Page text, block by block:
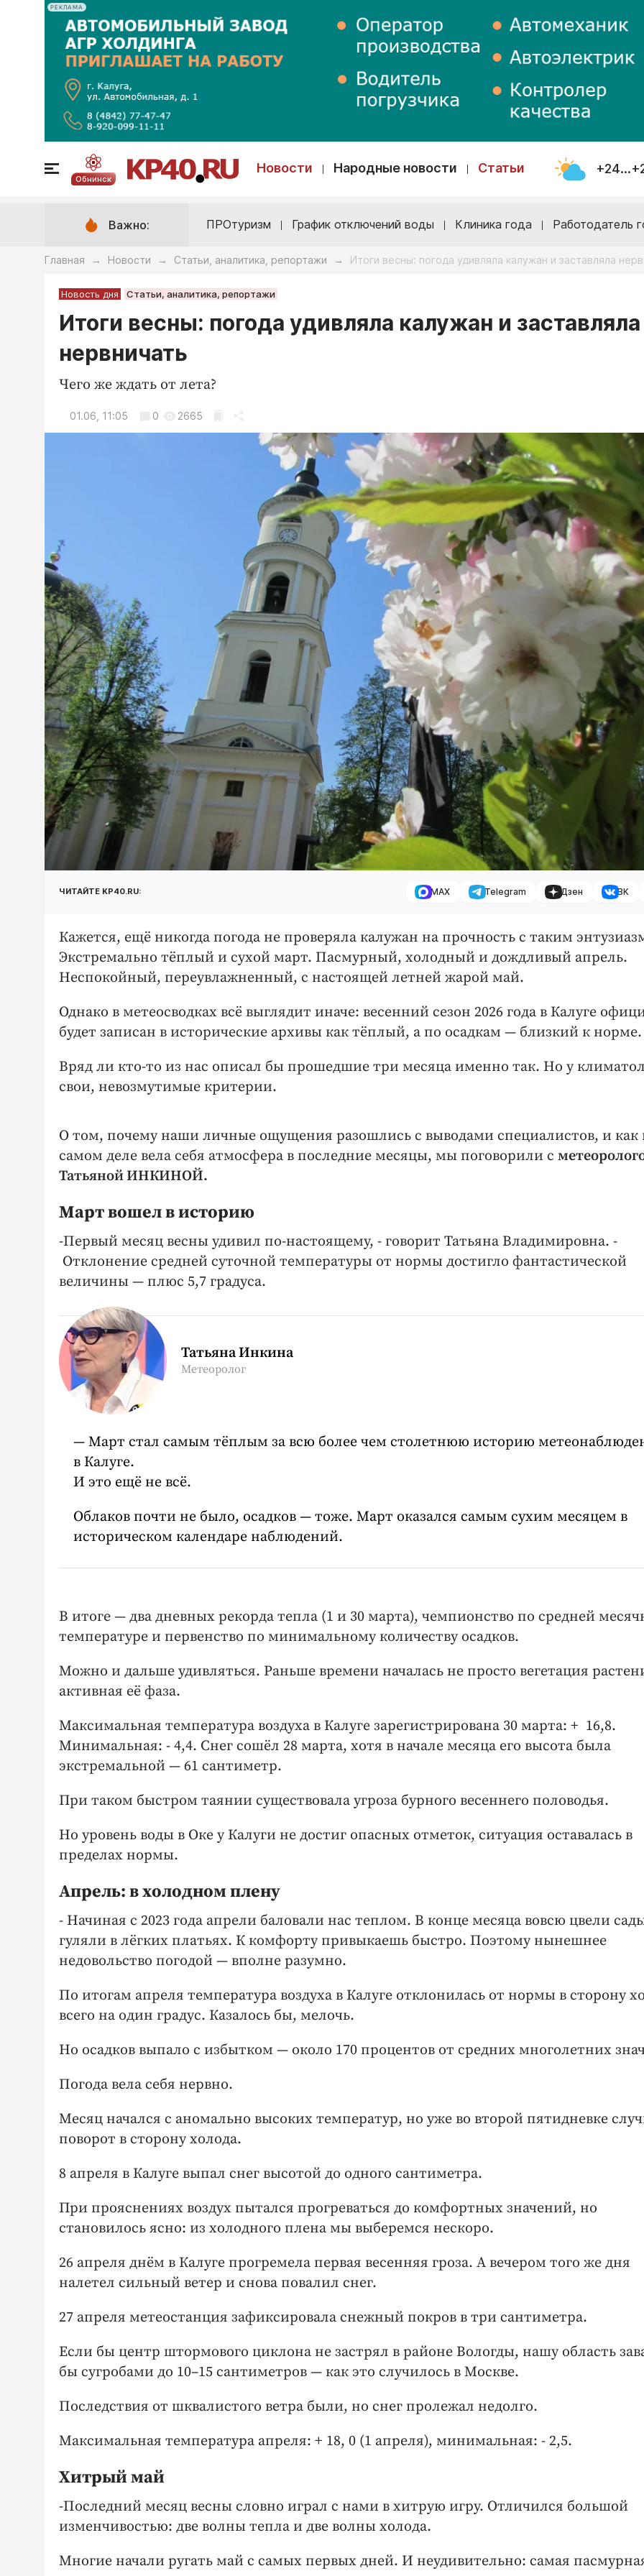
РЕКЛАМА
Обнинск
Новости Народные новости Статьи
Важно: ПРОтуризм График отключений воды Клиника года Работодатель
Главная → Новости → Статьи, аналитика, репортажи → Итоги весны: погода удивляла калужан и заставляла
Новость дня Статьи, аналитика, репортажи
Итоги весны: погода удивляла калужан и заставляла
нервничать
Чего же ждать от лета?
01.06, 11:05 0 2665
ЧИТАЙТЕ KP40.RU: MAX Telegram Дзен ВК
Кажется, ещё никогда погода не проверяла калужан на прочность с таким
Экстремально тёплый и сухой март. Пасмурный, холодный и дождливый апрель.
Неспокойный, переувлажненный, с настоящей летней жарой май.
Однако в метеосводках всё выглядит иначе: весенний сезон 2026 года в Калуге
будет записан в исторические архивы как тёплый, а по осадкам — близкий к норме.
Вряд ли кто-то из нас описал бы прошедшие три месяца именно так. Но у
свои, невозмутимые критерии.
О том, почему наши личные ощущения разошлись с выводами специалистов, и как
самом деле вела себя атмосфера в последние месяцы, мы поговорили с
Татьяной ИНКИНОЙ.
Март вошел в историю
-Первый месяц весны удивил по-настоящему, - говорит Татьяна Владимировна. -
Отклонение средней суточной температуры от нормы достигло фантастической
величины — плюс 5,7 градуса.
Татьяна Инкина
Метеоролог
Март стал самым тёплым за всю более чем столетнюю историю
в Калуге.
И это ещё не всё.
Облаков почти не было, осадков — тоже. Март оказался самым сухим месяцем в
историческом календаре наблюдений.
В итоге — два дневных рекорда тепла (1 и 30 марта), чемпионство по средней
температуре и первенство по минимальному количеству осадков.
Можно и дальше удивляться. Раньше времени началась не просто вегетация
активная её фаза.
Максимальная температура воздуха в Калуге зарегистрирована 30 марта: + 16,8.
Минимальная: - 4,4. Снег сошёл 28 марта, хотя в начале месяца его высота была
экстремальной — 61 сантиметр.
При таком быстром таянии существовала угроза бурного весеннего половодья.
Но уровень воды в Оке у Калуги не достиг опасных отметок, ситуация оставалась в
пределах нормы.
Апрель: в холодном плену
- Начиная с 2023 года апрели баловали нас теплом. В конце месяца вовсю цвели
гуляли в лёгких платьях. К комфорту привыкаешь быстро. Поэтому нынешнее
недовольство погодой — вполне разумно.
По итогам апреля температура воздуха в Калуге отклонилась от нормы в сторону
всего на один градус. Казалось бы, мелочь.
Но осадков выпало с избытком — около 170 процентов от средних многолетних
Погода вела себя нервно.
Месяц начался с аномально высоких температур, но уже во второй пятидневке
поворот в сторону холода.
8 апреля в Калуге выпал снег высотой до одного сантиметра.
При прояснениях воздух пытался прогреваться до комфортных значений, но
становилось ясно: из холодного плена мы выберемся нескоро.
26 апреля днём в Калуге прогремела первая весенняя гроза. А вечером того же дня
налетел сильный ветер и снова повалил снег.
27 апреля метеостанция зафиксировала снежный покров в три сантиметра.
Если бы центр штормового циклона не застрял в районе Вологды, нашу область
бы сугробами до 10–15 сантиметров — как это случилось в Москве.
Последствия от шквалистого ветра были, но снег пролежал недолго.
Максимальная температура апреля: + 18, 0 (1 апреля), минимальная: - 2,5.
Хитрый май
-Последний месяц весны словно играл с нами в хитрую игру. Отличился большой
изменчивостью: две волны тепла и две волны холода.
Многие начали ругать май с самых первых дней. И неудивительно: самая